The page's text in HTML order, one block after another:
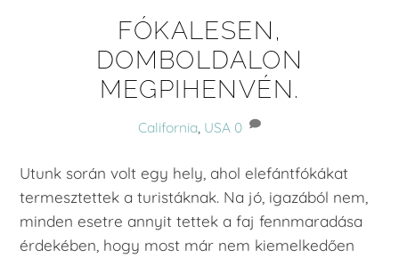
FÓKALESEN,
DOMBOLDALON
MEGPIHENVÉN.
California USA 0
Utunk során volt egy hely, ahol elefántfókákat
termesztettek a turistáknak. Na jó, igazából nem,
minden esetre annyit tettek a faj fennmaradása
érdekében, hogy most már nem kiemelkedően